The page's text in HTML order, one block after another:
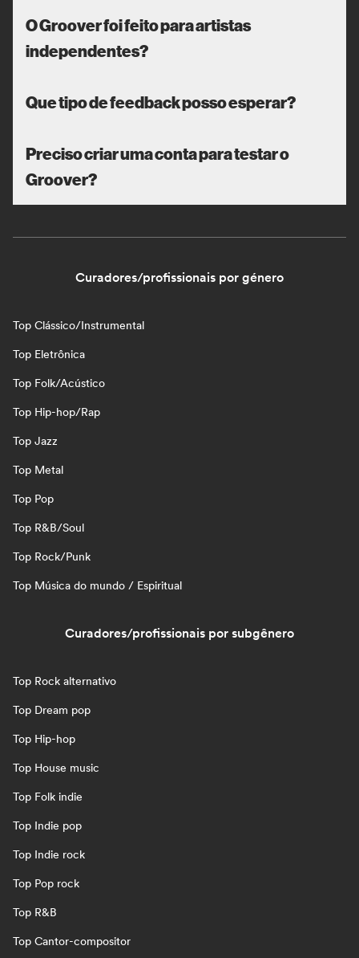
O Groover foi feito para artistas
independentes?
Que tipo de feedback posso esperar?
Preciso criar uma conta para testar o
Groover?
Curadores/profissionais por género
Top Clássico/Instrumental
Top Eletrônica
Top Folk/Acústico
Top Hip-hop/Rap
Top Jazz
Top Metal
Top Pop
Top R&B/Soul
Top Rock/Punk
Top Música do mundo / Espiritual
Curadores/profissionais por subgênero
Top Rock alternativo
Top Dream pop
Top Hip-hop
Top House music
Top Folk indie
Top Indie pop
Top Indie rock
Top Pop rock
Top R&B
Top Cantor-compositor